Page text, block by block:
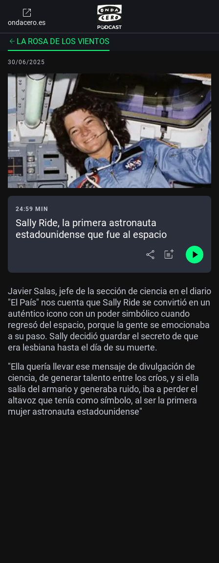
ondacero.es
LA ROSA DE LOS VIENTOS
30/06/2025
24:59 MIN
Sally Ride, la primera astronauta
estadounidense que fue al espacio
Javier Salas, jefe de la sección de ciencia en el diario
"El País" nos cuenta que Sally Ride se convirtió en un
auténtico icono con un poder simbólico cuando
regresó del espacio, porque la gente se emocionaba
a su paso. Sally decidió guardar el secreto de que
era lesbiana hasta el día de su muerte.
"Ella quería llevar ese mensaje de divulgación de
ciencia, de generar talento entre los críos, y si ella
salía del armario y generaba ruido, iba a perder el
altavoz que tenía como símbolo, al ser la primera
mujer astronauta estadounidense"